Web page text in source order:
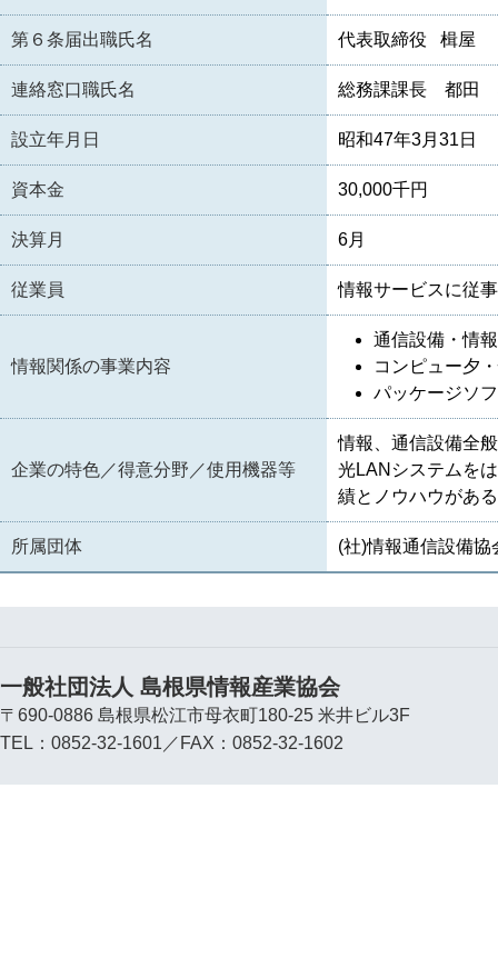
第６条届出職氏名 代表取締役 楫
連絡窓口職氏名 総務課課長 都田
設立年月日 昭和47年3月31日
資本金 30,000千円
決算月 6月
従業員 情報サービスに
情報関係の事業内容
通信設備・情
コンピュー夕
パッケージソ
企業の特色／得意分野／使用機器等
情報、通信設備全
光LANシステムを
績とノウハウがあ
所属団体 (社)情報通信設備協
一般社団法人 島根県情報産業協会
〒690-0886 島根県松江市母衣町180-25 米井ビル3F
TEL：0852-32-1601／FAX：0852-32-1602